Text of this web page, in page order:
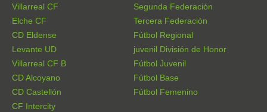
Villarreal CF
Elche CF
CD Eldense
Levante UD
Villarreal CF B
CD Alcoyano
CD Castellón
CF Intercity
Segunda Federación
Tercera Federación
Fútbol Regional
juvenil División de Honor
Fútbol Juvenil
Fútbol Base
Fútbol Femenino